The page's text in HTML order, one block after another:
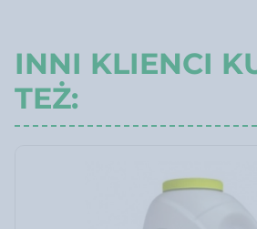
INNI KLIENCI
TEŻ: